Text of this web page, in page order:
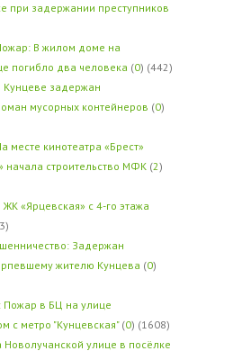
при задержании преступников
В жилом доме на
погибло два человека (0) (442)
Кунцеве задержан
мусорных контейнеров (0)
месте кинотеатра «Брест»
начала строительство МФК (2)
ЖК «Ярцевская» с 4-го этажа
Задержан
жителю Кунцева (0)
Пожар в БЦ на улице
с метро "Кунцевская" (0) (1608)
Новолучанской улице в посёлке